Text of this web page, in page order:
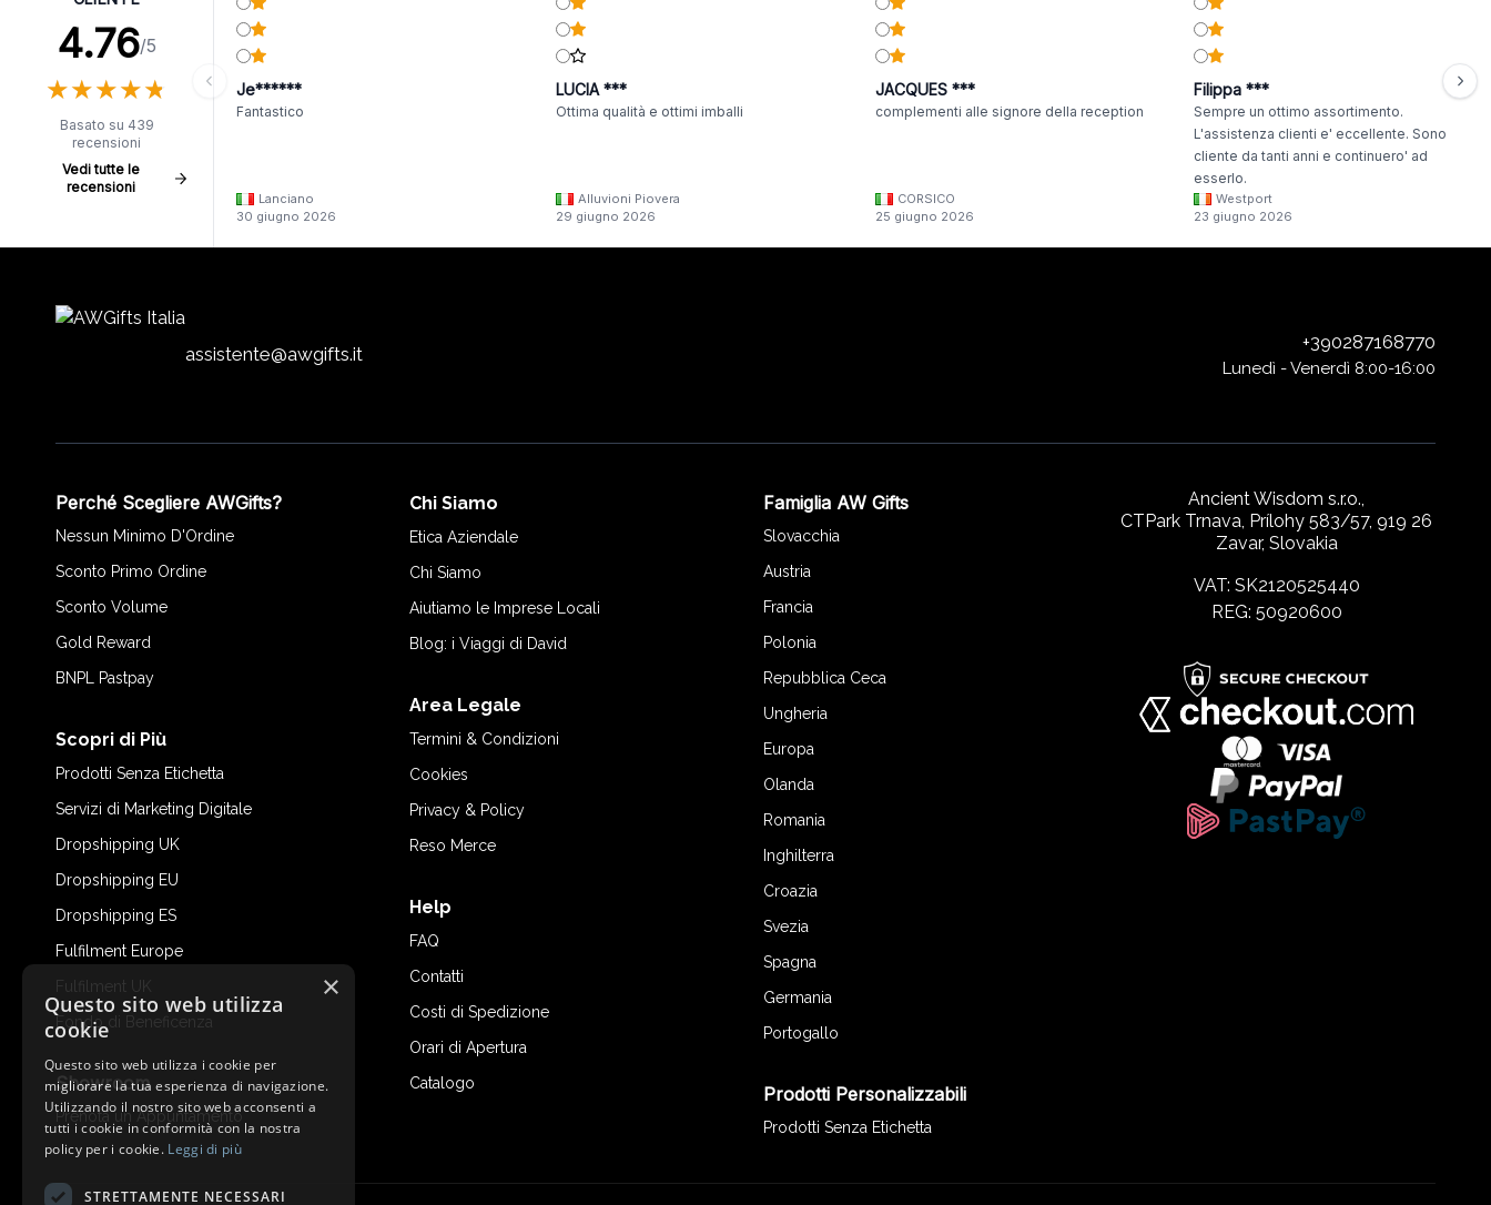
4.76/5
★★★★★
★★★★★
Basato su 439
recensioni
Vedi tutte le
recensioni
Je******
Fantastico
Lanciano
30 giugno 2026
LUCIA ***
Ottima qualità e ottimi imballi
Alluvioni Piovera
29 giugno 2026
JACQUES ***
complementi alle signore della reception
CORSICO
25 giugno 2026
Filippa ***
Sempre un ottimo assortimento.
L'assistenza clienti e' eccellente. Sono
cliente da tanti anni e continuero' ad
esserlo.
Westport
23 giugno 2026
assistente@awgifts.it
+390287168770
Lunedì - Venerdì 8:00-16:00
Perché Scegliere AWGifts?
Nessun Minimo D'Ordine
Sconto Primo Ordine
Sconto Volume
Gold Reward
BNPL Pastpay
Scopri di Più
Prodotti Senza Etichetta
Servizi di Marketing Digitale
Dropshipping UK
Dropshipping EU
Dropshipping ES
Fulfilment Europe
Fulfilment UK
Fondo di Beneficenza
Showroom
Prenota un Appuntamento
Chi Siamo
Etica Aziendale
Chi Siamo
Aiutiamo le Imprese Locali
Blog: i Viaggi di David
Area Legale
Termini & Condizioni
Cookies
Privacy & Policy
Reso Merce
Help
FAQ
Contatti
Costi di Spedizione
Orari di Apertura
Catalogo
Famiglia AW Gifts
Slovacchia
Austria
Francia
Polonia
Repubblica Ceca
Ungheria
Europa
Olanda
Romania
Inghilterra
Croazia
Svezia
Spagna
Germania
Portogallo
Prodotti Personalizzabili
Prodotti Senza Etichetta
Ancient Wisdom s.r.o.,
CTPark Trnava, Prílohy 583/57, 919 26
Zavar, Slovakia
VAT: SK2120525440
REG: 50920600
×
Questo sito web utilizza
cookie
Questo sito web utilizza i cookie per
migliorare la tua esperienza di navigazione.
Utilizzando il nostro sito web acconsenti a
tutti i cookie in conformità con la nostra
policy per i cookie. Leggi di più
STRETTAMENTE NECESSARI